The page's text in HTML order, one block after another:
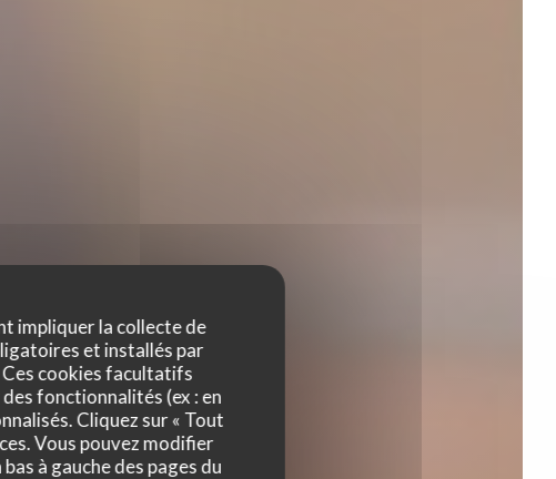
impliquer la collecte de
et installés par
cookies facultatifs
fonctionnalités (ex : en
Cliquez sur « Tout
Vous pouvez modifier
à gauche des pages du